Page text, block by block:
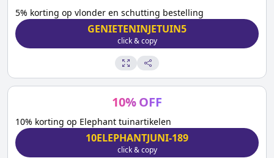
5% korting op vlonder en schutting bestelling
GENIETENINJETUIN5
click & copy
10%OFF
10% korting op Elephant tuinartikelen
10ELEPHANTJUNI-189
click & copy